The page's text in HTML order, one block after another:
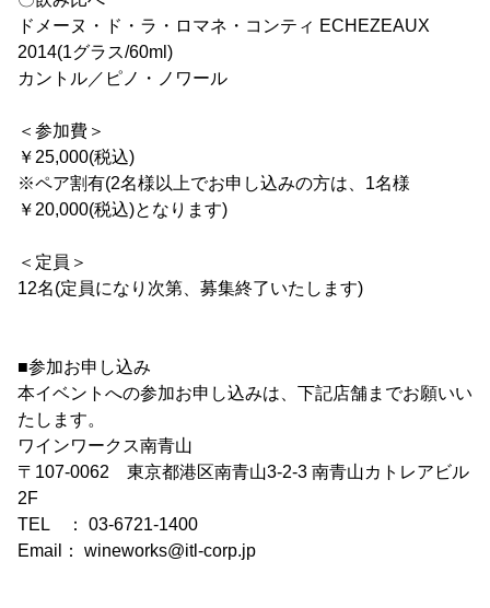
ドメーヌ・ド・ラ・ロマネ・コンティ ECHEZEAUX
2014(1グラス/60ml)
カントル／ピノ・ノワール
＜参加費＞
￥25,000(税込)
※ペア割有(2名様以上でお申し込みの方は、1名様
￥20,000(税込)となります)
＜定員＞
12名(定員になり次第、募集終了いたします)
■参加お申し込み
本イベントへの参加お申し込みは、下記店舗までお願いい
たします。
ワインワークス南青山
〒107-0062 東京都港区南青山3-2-3 南青山カトレアビル
2F
TEL ： 03-6721-1400
Email： wineworks@itl-corp.jp